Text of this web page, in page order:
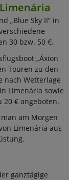
„Blue Sky II“ in
30 bzw. 50 €.
„Áxion
Touren zu den
nach Wetterlage
Limenária sowie
20 € angeboten.
am Morgen
Limenária aus
ganztägige